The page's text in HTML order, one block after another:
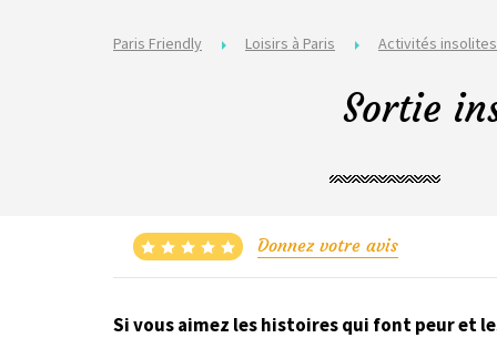
Paris Friendly Loisirs à Paris Activités insolites
Sortie
Donnez votre avis
Si vous aimez les histoires qui font peur et